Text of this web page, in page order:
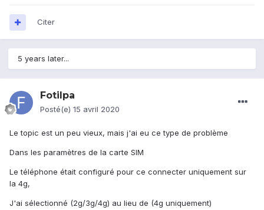
Citer
5 years later...
Fotilpa
Posté(e) 15 avril 2020
Le topic est un peu vieux, mais j'ai eu ce type de problème
Dans les paramètres de la carte SIM
Le téléphone était configuré pour ce connecter uniquement sur
la 4g,
J'ai sélectionné (2g/3g/4g) au lieu de (4g uniquement)